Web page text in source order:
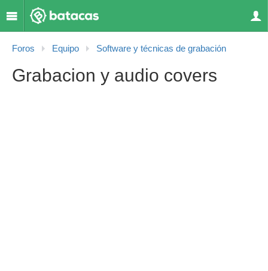
Foros Equipo Software y técnicas de grabación
Grabacion y audio covers